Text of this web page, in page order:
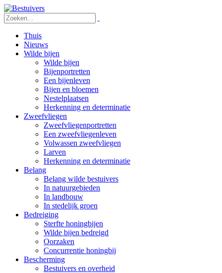
Thuis
Nieuws
Wilde bijen
Wilde bijen
Bijenportretten
Een bijenleven
Bijen en bloemen
Nestelplaatsen
Herkenning en determinatie
Zweefvliegen
Zweefvliegenportretten
Een zweefvliegenleven
Volwassen zweefvliegen
Larven
Herkenning en determinatie
Belang
Belang wilde bestuivers
In natuurgebieden
In landbouw
In stedelijk groen
Bedreiging
Sterfte honingbijen
Wilde bijen bedreigd
Oorzaken
Concurrentie honingbij
Bescherming
Bestuivers en overheid